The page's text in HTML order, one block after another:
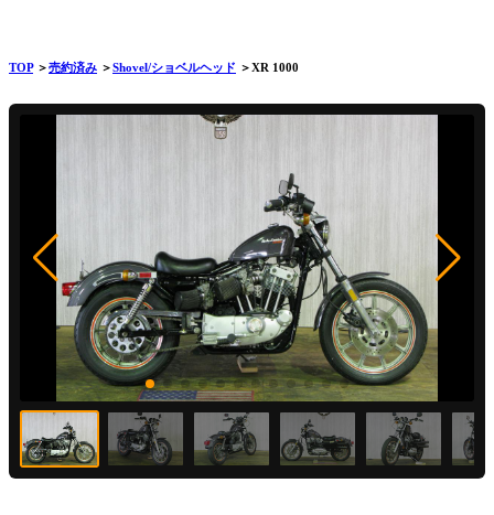
TOP＞売約済み ＞Shovel/ショベルヘッド ＞XR 1000